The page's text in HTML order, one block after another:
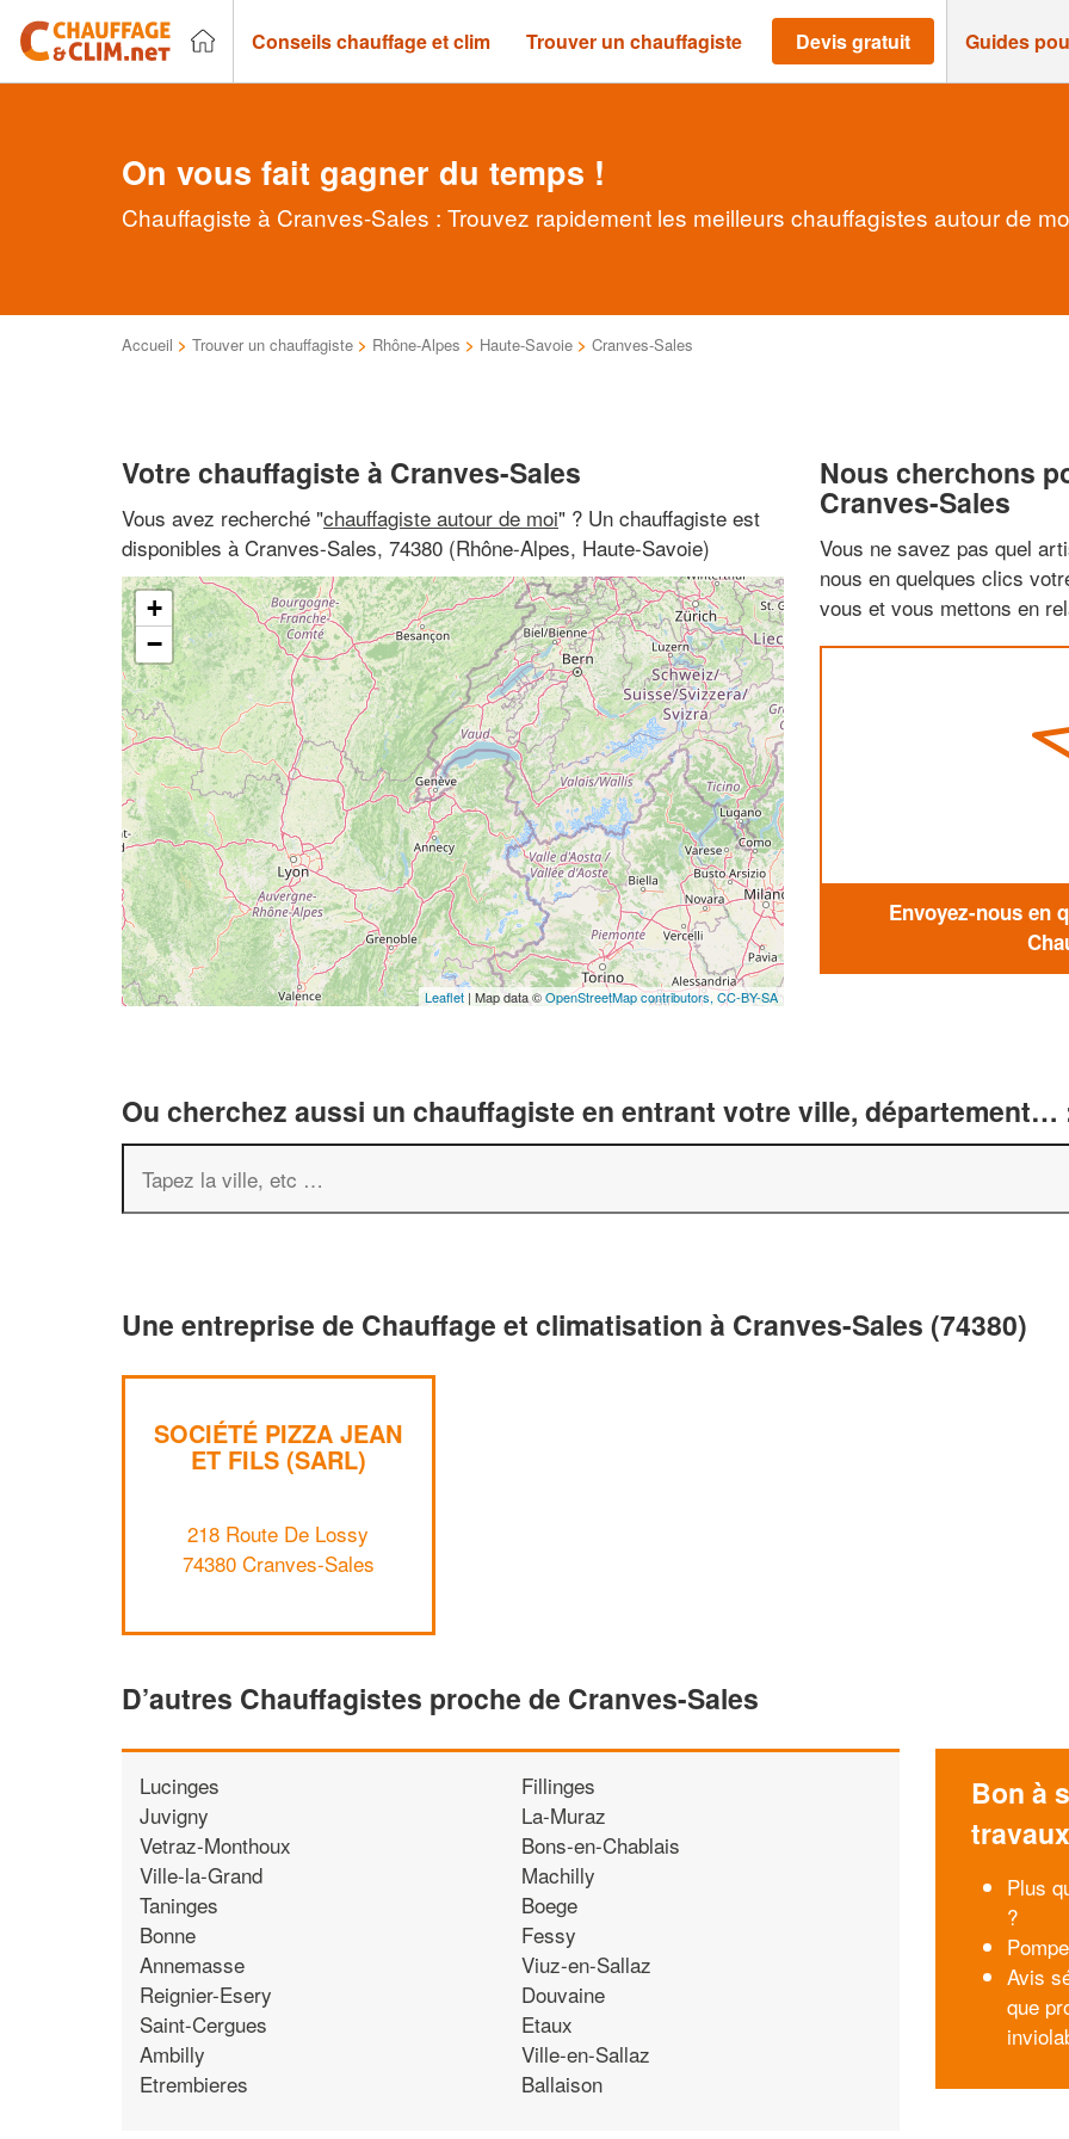
Conseils chauffage et clim Trouver un chauffagiste Devis gratuit Guides
On vous fait gagner du temps !
Chauffagiste à Cranves-Sales : Trouvez rapidement les meilleurs chauffagistes autour de
Accueil > Trouver un chauffagiste > Rhône-Alpes > Haute-Savoie > Cranves-Sales
Votre chauffagiste à Cranves-Sales
Vous avez recherché "chauffagiste autour de moi" ? Un chauffagiste est
disponibles à Cranves-Sales, 74380 (Rhône-Alpes, Haute-Savoie)
+
−
Leaflet | Map data ©OpenStreetMap contributors, CC-BY-SA
Nous cherchons
Cranves-Sales
Vous ne savez pas quel
nous en quelques clics
vous et vous mettons en
Envoyez-nous en
Ou cherchez aussi un chauffagiste en entrant votre ville, département…
Une entreprise de Chauffage et climatisation à Cranves-Sales (74380)
SOCIÉTÉ PIZZA JEAN
ET FILS (SARL)
218 Route De Lossy
74380 Cranves-Sales
D’autres Chauffagistes proche de Cranves-Sales
Lucinges
Juvigny
Vetraz-Monthoux
Ville-la-Grand
Taninges
Bonne
Annemasse
Reignier-Esery
Saint-Cergues
Ambilly
Etrembieres
Fillinges
La-Muraz
Bons-en-Chablais
Machilly
Boege
Fessy
Viuz-en-Sallaz
Douvaine
Etaux
Ville-en-Sallaz
Ballaison
Bon à
travaux
Plus
?
Avis
que